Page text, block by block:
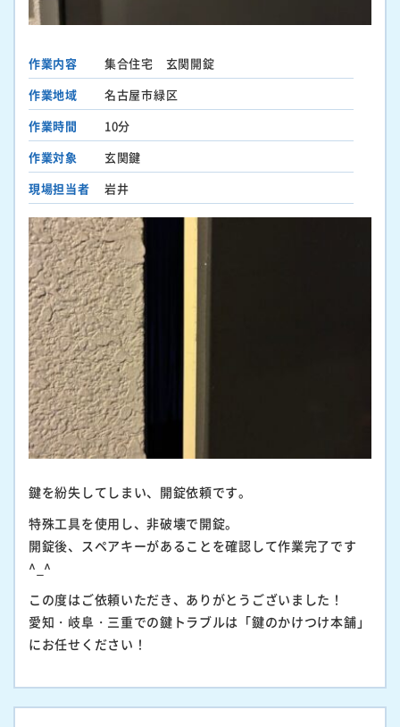
作業内容
集合住宅 玄関開錠
作業地域
名古屋市緑区
作業時間
10分
作業対象
玄関鍵
現場担当者
岩井
鍵を紛失してしまい、開錠依頼です。
特殊工具を使用し、非破壊で開錠。
開錠後、スペアキーがあることを確認して作業完了です
^_^
この度はご依頼いただき、ありがとうございました！
愛知・岐阜・三重での鍵トラブルは「鍵のかけつけ本舗」
にお任せください！